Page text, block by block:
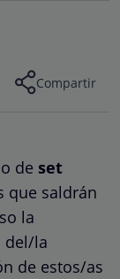
Compartir
de set
que saldrán
la
del/la
de estos/as